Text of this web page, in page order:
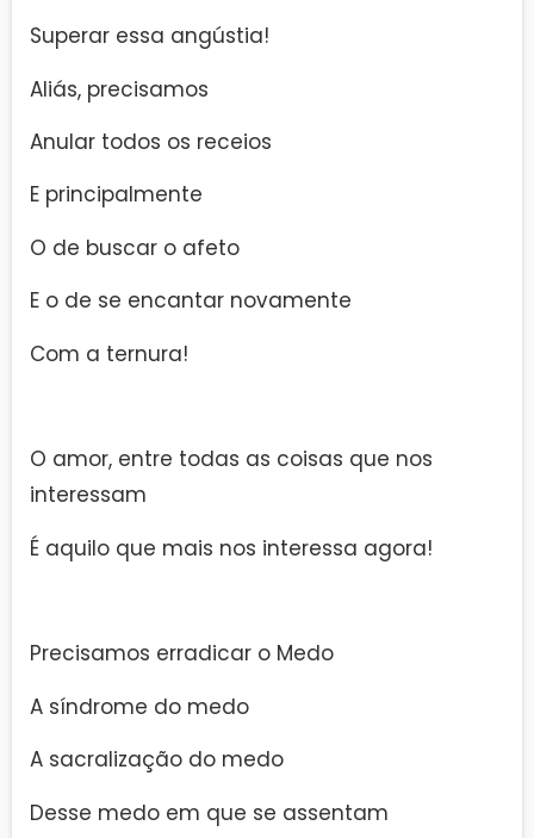
Superar essa angústia!
Aliás, precisamos
Anular todos os receios
E principalmente
O de buscar o afeto
E o de se encantar novamente
Com a ternura!
O amor, entre todas as coisas que nos
interessam
É aquilo que mais nos interessa agora!
Precisamos erradicar o Medo
A síndrome do medo
A sacralização do medo
Desse medo em que se assentam